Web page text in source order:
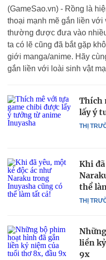
(GameSao.vn) - Rồng là
thoại mạnh mẽ gắn liền
thường được đưa vào
ta có lẽ cũng đã bắt gặp
giới manga/anime. Hãy
gắn liền với loài sinh vật
THỊ
Thích
lấy ý
THỊ
Khi
thể
liền
9x